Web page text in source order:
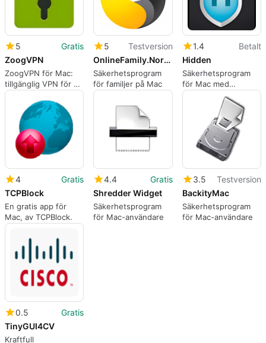
5
Gratis
ZoogVPN
ZoogVPN för Mac:
tillgänglig VPN för att
kringgå censur
5
Testversion
OnlineFamily.Norton
Säkerhetsprogram
för familjer på Mac
1.4
Betalt
Hidden
Säkerhetsprogram
för Mac med
kryptering
4
Gratis
TCPBlock
En gratis app för
Mac, av TCPBlock.
4.4
Gratis
Shredder Widget
Säkerhetsprogram
för Mac-användare
3.5
Testversion
BackityMac
Säkerhetsprogram
för Mac-användare
0.5
Gratis
TinyGUI4CV
Kraftfull